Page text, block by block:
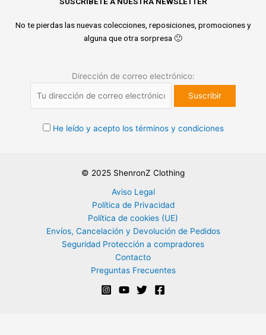
No te pierdas las nuevas colecciones, reposiciones, promociones y
alguna que otra sorpresa 🙂
Dirección de correo electrónico:
He leído y acepto los términos y condiciones
© 2025 ShenronZ Clothing
Aviso Legal
Política de Privacidad
Política de cookies (UE)
Envíos, Cancelación y Devolución de Pedidos
Seguridad Protección a compradores
Contacto
Preguntas Frecuentes